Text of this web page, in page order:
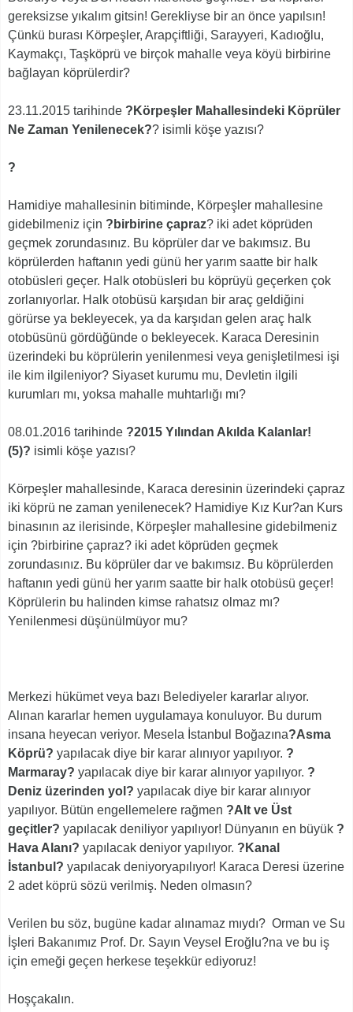
gereksizse yıkalım gitsin! Gerekliyse bir an önce yapılsın!
Çünkü burası Körpeşler, Arapçiftliği, Sarayyeri, Kadıoğlu,
Kaymakçı, Taşköprü ve birçok mahalle veya köyü birbirine
bağlayan köprülerdir?
23.11.2015 tarihinde ?Körpeşler Mahallesindeki Köprüler
Ne Zaman Yenilenecek?? isimli köşe yazısı?
?
Hamidiye mahallesinin bitiminde, Körpeşler mahallesine
gidebilmeniz için ?birbirine çapraz? iki adet köprüden
geçmek zorundasınız. Bu köprüler dar ve bakımsız. Bu
köprülerden haftanın yedi günü her yarım saatte bir halk
otobüsleri geçer. Halk otobüsleri bu köprüyü geçerken çok
zorlanıyorlar. Halk otobüsü karşıdan bir araç geldiğini
görürse ya bekleyecek, ya da karşıdan gelen araç halk
otobüsünü gördüğünde o bekleyecek. Karaca Deresinin
üzerindeki bu köprülerin yenilenmesi veya genişletilmesi işi
ile kim ilgileniyor? Siyaset kurumu mu, Devletin ilgili
kurumları mı, yoksa mahalle muhtarlığı mı?
08.01.2016 tarihinde ?2015 Yılından Akılda Kalanlar!
(5)? isimli köşe yazısı?
Körpeşler mahallesinde, Karaca deresinin üzerindeki çapraz
iki köprü ne zaman yenilenecek? Hamidiye Kız Kur?an Kurs
binasının az ilerisinde, Körpeşler mahallesine gidebilmeniz
için ?birbirine çapraz? iki adet köprüden geçmek
zorundasınız. Bu köprüler dar ve bakımsız. Bu köprülerden
haftanın yedi günü her yarım saatte bir halk otobüsü geçer!
Köprülerin bu halinden kimse rahatsız olmaz mı?
Yenilenmesi düşünülmüyor mu?
Merkezi hükümet veya bazı Belediyeler kararlar alıyor.
Alınan kararlar hemen uygulamaya konuluyor. Bu durum
insana heyecan veriyor. Mesela İstanbul Boğazına?Asma
Köprü? yapılacak diye bir karar alınıyor yapılıyor. ?
Marmaray? yapılacak diye bir karar alınıyor yapılıyor. ?
Deniz üzerinden yol? yapılacak diye bir karar alınıyor
yapılıyor. Bütün engellemelere rağmen ?Alt ve Üst
geçitler? yapılacak deniliyor yapılıyor! Dünyanın en büyük ?
Hava Alanı? yapılacak deniyor yapılıyor. ?Kanal
İstanbul? yapılacak deniyoryapılıyor! Karaca Deresi üzerine
2 adet köprü sözü verilmiş. Neden olmasın?
Verilen bu söz, bugüne kadar alınamaz mıydı? Orman ve Su
İşleri Bakanımız Prof. Dr. Sayın Veysel Eroğlu?na ve bu iş
için emeği geçen herkese teşekkür ediyoruz!
Hoşçakalın.